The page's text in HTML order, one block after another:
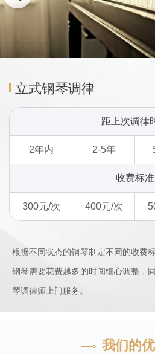
立式钢琴调律
距上次调律
2年内 2-5年
收费标准
300元/次 400元/次
根据不同状态的钢琴制定不同的收费
钢琴需要花费越多的时间细心调整，
琴调律师上门服务。
我们的